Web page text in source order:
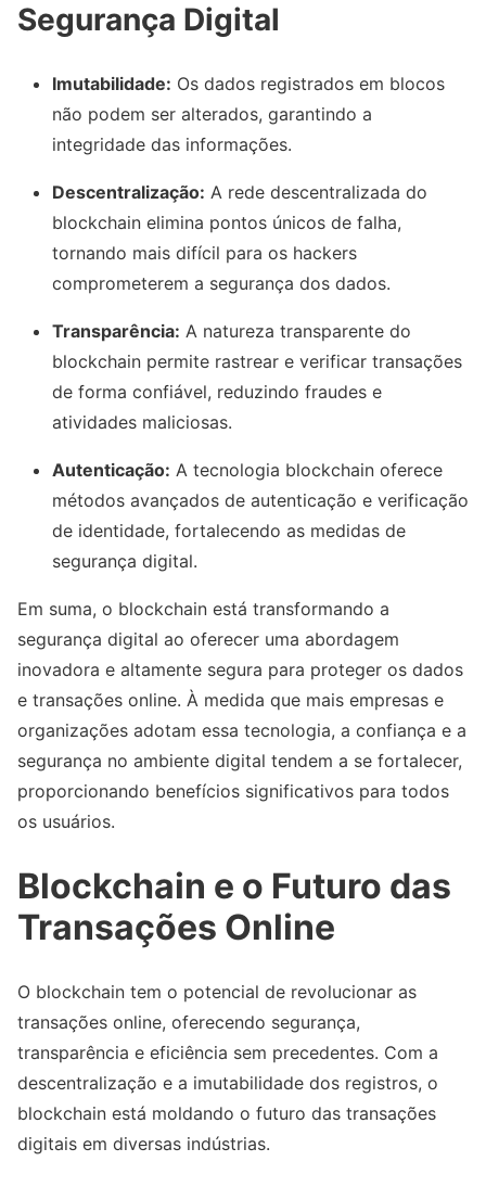
Segurança Digital
Imutabilidade: Os dados registrados em blocos
não podem ser alterados, garantindo a
integridade das informações.
Descentralização: A rede descentralizada do
blockchain elimina pontos únicos de falha,
tornando mais difícil para os hackers
comprometerem a segurança dos dados.
Transparência: A natureza transparente do
blockchain permite rastrear e verificar transações
de forma confiável, reduzindo fraudes e
atividades maliciosas.
Autenticação: A tecnologia blockchain oferece
métodos avançados de autenticação e verificação
de identidade, fortalecendo as medidas de
segurança digital.
Em suma, o blockchain está transformando a
segurança digital ao oferecer uma abordagem
inovadora e altamente segura para proteger os dados
e transações online. À medida que mais empresas e
organizações adotam essa tecnologia, a confiança e a
segurança no ambiente digital tendem a se fortalecer,
proporcionando benefícios significativos para todos
os usuários.
Blockchain e o Futuro das
Transações Online
O blockchain tem o potencial de revolucionar as
transações online, oferecendo segurança,
transparência e eficiência sem precedentes. Com a
descentralização e a imutabilidade dos registros, o
blockchain está moldando o futuro das transações
digitais em diversas indústrias.